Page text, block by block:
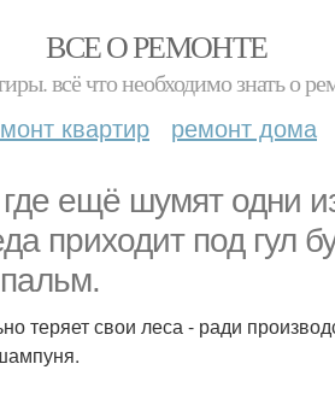
ВСЕ О РЕМОНТЕ
всё что необходимо знать о
квартир ремонт дома
ещё шумят одни
приходит под гул
теряет свои леса - ради